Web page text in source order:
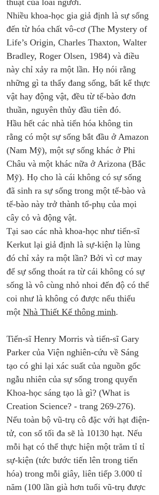
thuật của loài người.
Nhiều khoa-học gia giả định là sự sống
đến từ hóa chất vô-cơ (The Mystery of
Life’s Origin, Charles Thaxton, Walter
Bradley, Roger Olsen, 1984) và điều
này chỉ xảy ra một lần. Họ nói rằng
những gì ta thấy đang sống, bất kể thực
vật hay động vật, đều từ tế-bào đơn
thuần, nguyên thủy đầu tiên đó.
Hầu hết các nhà tiến hóa không tin
rằng có một sự sống bắt đầu ở Amazon
(Nam Mỹ), một sự sống khác ở Phi
Châu và một khác nữa ở Arizona (Bắc
Mỹ). Họ cho là cái không có sự sống
đã sinh ra sự sống trong một tế-bào và
tế-bào này trở thành tổ-phụ của mọi
cây cỏ và động vật.
Tại sao các nhà khoa-học như tiến-sĩ
Kerkut lại giả định là sự-kiện lạ lùng
đó chỉ xảy ra một lần? Bởi vì cơ may
để sự sống thoát ra từ cái không có sự
sống là vô cùng nhỏ nhoi đến độ có thể
coi như là không có được nếu thiếu
một Nhà Thiết Kế thông minh.
Tiến-sĩ Henry Morris và tiến-sĩ Gary
Parker của Viện nghiên-cứu về Sáng
tạo có ghi lại xác suất của nguồn gốc
ngẫu nhiên của sự sống trong quyển
Khoa-học sáng tạo là gì? (What is
Creation Science? - trang 269-276).
Nếu toàn bộ vũ-trụ cô đặc với hạt điện-
tử, con số tối đa sẽ là 10130 hạt. Nếu
mỗi hạt có thể thực hiện một trăm tỉ tỉ
sự-kiện (tức bước tiến lên trong tiến
hóa) trong mỗi giây, liên tiếp 3.000 tỉ
năm (100 lần già hơn tuổi vũ-trụ được